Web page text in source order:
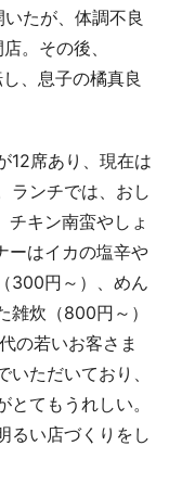
たが、体調不良
。その後、
、息子の橘真良
12席あり、現在は
ランチでは、おし
キン南蛮やしょ
ーはイカの塩辛や
300円～）、めん
雑炊（800円～）
の若いお客さま
ただいており、
てもうれしい。
るい店づくりをし